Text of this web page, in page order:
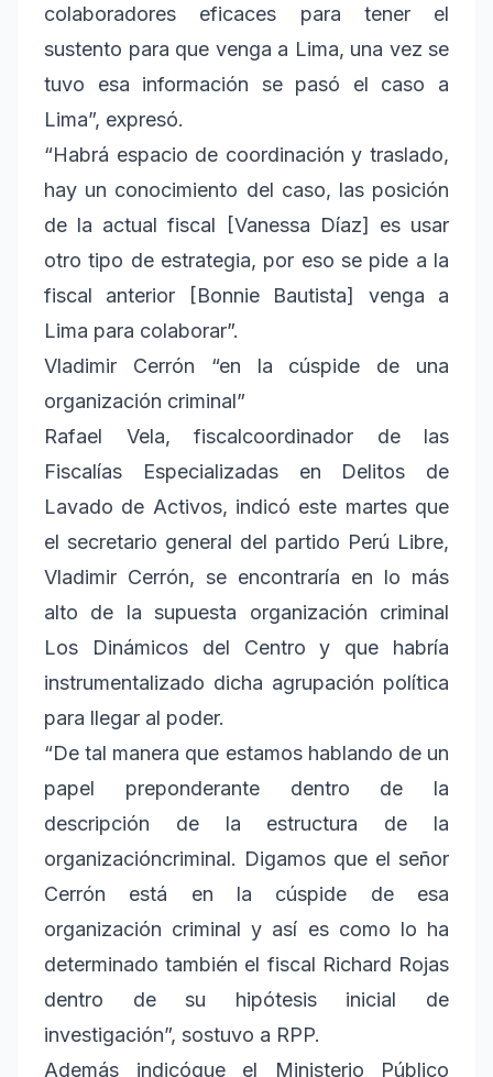
colaboradores eficaces para tener el
sustento para que venga a Lima, una vez se
tuvo esa información se pasó el caso a
Lima”, expresó.
“Habrá espacio de coordinación y traslado,
hay un conocimiento del caso, las posición
de la actual fiscal [Vanessa Díaz] es usar
otro tipo de estrategia, por eso se pide a la
fiscal anterior [Bonnie Bautista] venga a
Lima para colaborar”.
Vladimir Cerrón “en la cúspide de una
organización criminal”
Rafael Vela, fiscalcoordinador de las
Fiscalías Especializadas en Delitos de
Lavado de Activos, indicó este martes que
el secretario general del partido Perú Libre,
Vladimir Cerrón, se encontraría en lo más
alto de la supuesta organización criminal
Los Dinámicos del Centro y que habría
instrumentalizado dicha agrupación política
para llegar al poder.
“De tal manera que estamos hablando de un
papel preponderante dentro de la
descripción de la estructura de la
organizacióncriminal. Digamos que el señor
Cerrón está en la cúspide de esa
organización criminal y así es como lo ha
determinado también el fiscal Richard Rojas
dentro de su hipótesis inicial de
investigación”, sostuvo a RPP.
Además indicóque el Ministerio Público